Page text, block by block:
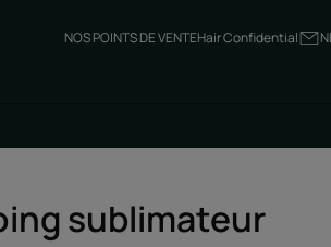
NOS POINTS DE VENTEHair Confidential
sublimateur